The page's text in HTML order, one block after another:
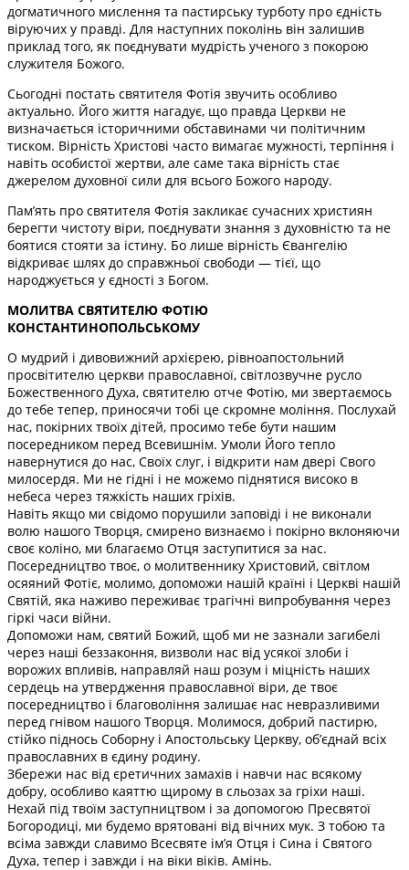
догматичного мислення та пастирську турботу про єдність
віруючих у правді. Для наступних поколінь він залишив
приклад того, як поєднувати мудрість ученого з покорою
служителя Божого.
Сьогодні постать святителя Фотія звучить особливо
актуально. Його життя нагадує, що правда Церкви не
визначається історичними обставинами чи політичним
тиском. Вірність Христові часто вимагає мужності, терпіння і
навіть особистої жертви, але саме така вірність стає
джерелом духовної сили для всього Божого народу.
Пам’ять про святителя Фотія закликає сучасних християн
берегти чистоту віри, поєднувати знання з духовністю та не
боятися стояти за істину. Бо лише вірність Євангелію
відкриває шлях до справжньої свободи — тієї, що
народжується у єдності з Богом.
МОЛИТВА СВЯТИТЕЛЮ ФОТІЮ
КОНСТАНТИНОПОЛЬСЬКОМУ
О мудрий і дивовижний архієрею, рівноапостольний
просвітителю церкви православної, світлозвучне русло
Божественного Духа, святителю отче Фотію, ми звертаємось
до тебе тепер, приносячи тобі це скромне моління. Послухай
нас, покірних твоїх дітей, просимо тебе бути нашим
посередником перед Всевишнім. Умоли Його тепло
навернутися до нас, Своїх слуг, і відкрити нам двері Свого
милосердя. Ми не гідні і не можемо піднятися високо в
небеса через тяжкість наших гріхів.
Навіть якщо ми свідомо порушили заповіді і не виконали
волю нашого Творця, смирено визнаємо і покірно вклоняючи
своє коліно, ми благаємо Отця заступитися за нас.
Посередництво твоє, о молитвеннику Христовий, світлом
осяяний Фотіє, молимо, допоможи нашій країні і Церкві нашій
Святій, яка наживо переживає трагічні випробування через
гіркі часи війни.
Допоможи нам, святий Божий, щоб ми не зазнали загибелі
через наші беззаконня, визволи нас від усякої злоби і
ворожих впливів, направляй наш розум і міцність наших
сердець на утвердження православної віри, де твоє
посередництво і благовоління залишає нас невразливими
перед гнівом нашого Творця. Молимося, добрий пастирю,
стійко піднось Соборну і Апостольську Церкву, об’єднай всіх
православних в єдину родину.
Збережи нас від єретичних замахів і навчи нас всякому
добру, особливо каяттю щирому в сльозах за гріхи наші.
Нехай під твоїм заступництвом і за допомогою Пресвятої
Богородиці, ми будемо врятовані від вічних мук. З тобою та
всіма завжди славимо Всесвяте ім’я Отця і Сина і Святого
Духа, тепер і завжди і на віки віків. Амінь.